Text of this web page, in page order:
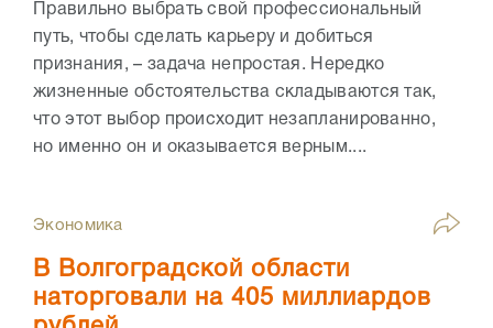
Правильно выбрать свой профессиональный
путь, чтобы сделать карьеру и добиться
признания, – задача непростая. Нередко
жизненные обстоятельства складываются так,
что этот выбор происходит незапланированно,
но именно он и оказывается верным....
Экономика
В Волгоградской области
наторговали на 405 миллиардов